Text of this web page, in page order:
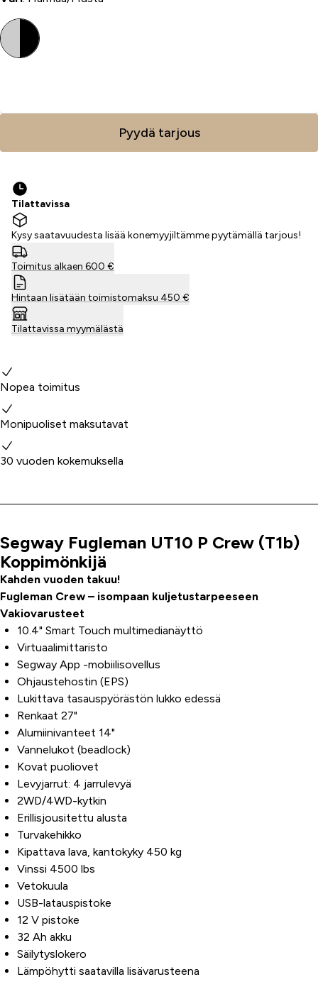
Pyydä tarjous
Tilattavissa
Kysy saatavuudesta lisää konemyyjiltämme pyytämällä tarjous!
Toimitus alkaen 600 €
Hintaan lisätään toimistomaksu 450 €
Tilattavissa myymälästä
Miksi valita meidät?
Nopea toimitus
Monipuoliset maksutavat
30 vuoden kokemuksella
Tuoteinfo
Segway Fugleman UT10 P Crew (T1b)
Koppimönkijä
Kahden vuoden takuu!
Fugleman Crew – isompaan kuljetustarpeeseen
Vakiovarusteet
10.4" Smart Touch multimedianäyttö
Virtuaalimittaristo
Segway App -mobiilisovellus
Ohjaustehostin (EPS)
Lukittava tasauspyörästön lukko edessä
Renkaat 27"
Alumiinivanteet 14"
Vannelukot (beadlock)
Kovat puoliovet
Levyjarrut: 4 jarrulevyä
2WD/4WD-kytkin
Erillisjousitettu alusta
Turvakehikko
Kipattava lava, kantokyky 450 kg
Vinssi 4500 lbs
Vetokuula
USB-latauspistoke
12 V pistoke
32 Ah akku
Säilytyslokero
Lämpöhytti saatavilla lisävarusteena